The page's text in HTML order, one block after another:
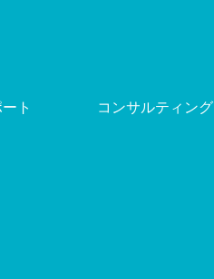
ト コンサルティング